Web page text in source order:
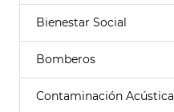
Bienestar Social
Bomberos
Contaminación Acústica